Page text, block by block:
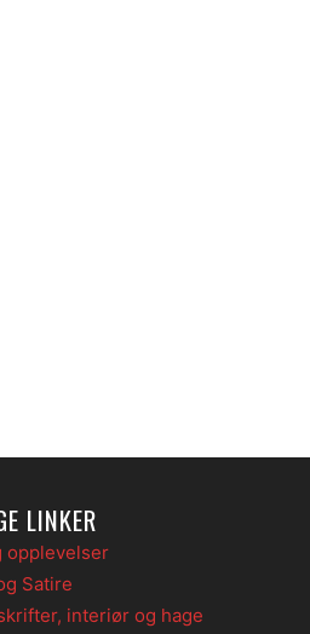
LINKER
opplevelser
Satire
interiør og hage